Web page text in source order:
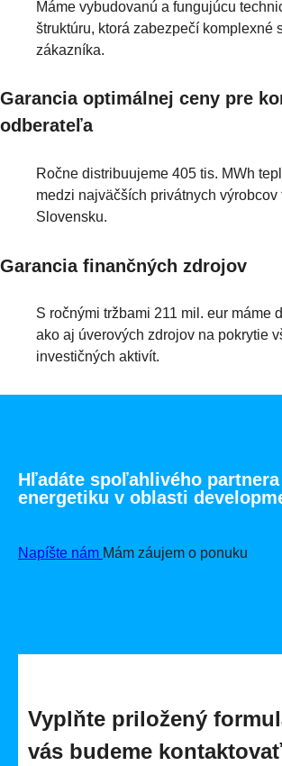
Máme vybudovanú a fungujúcu
štruktúru, ktorá zabezpečí komplexné
zákazníka.
Garancia optimálnej ceny pre
odberateľa
Ročne distribuujeme 405 tis. MWh
medzi najväčších privátnych výrobcov
Slovensku.
Garancia finančných zdrojov
S ročnými tržbami 211 mil. eur máme
ako aj úverových zdrojov na pokrytie
investičných aktivít.
Hľadáte spoľahlivého
energetiku v oblasti
Napíšte nám Mám záujem o ponuku
Vyplňte priložený
vás budeme